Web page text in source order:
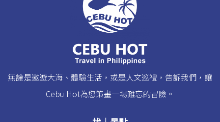
無論是遨遊大海、體驗生活，或是人文巡禮，告訴我們，讓
Cebu Hot為您策畫一場難忘的冒險。